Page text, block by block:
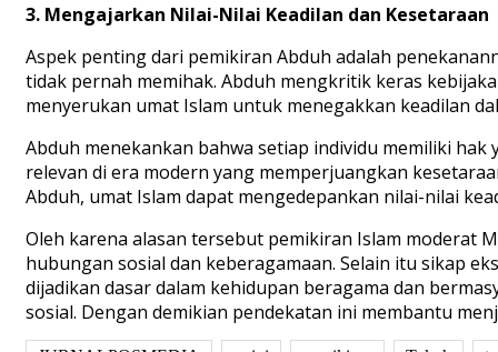
3. Mengajarkan Nilai-Nilai Keadilan dan Kesetaraan
Aspek penting dari pemikiran Abduh adalah
tidak pernah memihak. Abduh mengkritik keras
menyerukan umat Islam untuk menegakkan keadilan
Abduh menekankan bahwa setiap individu memiliki
relevan di era modern yang memperjuangkan
Abduh, umat Islam dapat mengedepankan nilai-nilai
Oleh karena alasan tersebut pemikiran Islam moderat
hubungan sosial dan keberagamaan. Selain itu sikap
dijadikan dasar dalam kehidupan beragama dan
sosial. Dengan demikian pendekatan ini membantu